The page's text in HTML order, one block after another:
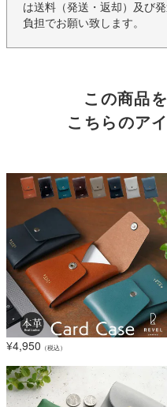
は送料（発送・返却）及び
負担でお願い致します。
この商品
こちらのア
¥4,950 （税込）